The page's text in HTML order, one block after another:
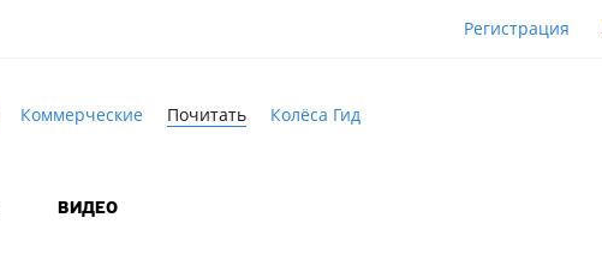
Регистрация
Коммерческие Почитать Колёса Гид
ВИДЕО